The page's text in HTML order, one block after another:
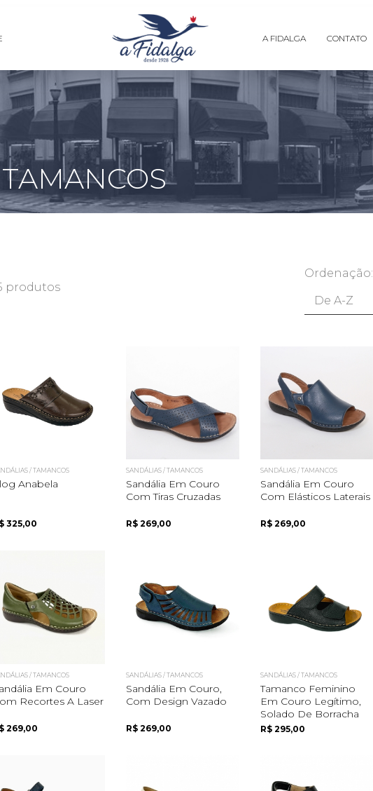
A FIDALGA CONTATO
produtos
Ordenação:
/ TAMANCOS
Anabela
325,00
SANDÁLIAS / TAMANCOS
Sandália Em Couro
Com Tiras Cruzadas
R$ 269,00
SANDÁLIAS / TAMANCOS
Sandália Em Couro
Com Elásticos Laterais
R$ 269,00
/ TAMANCOS
Em Couro
Recortes A Laser
269,00
SANDÁLIAS / TAMANCOS
Sandália Em Couro,
Com Design Vazado
R$ 269,00
SANDÁLIAS / TAMANCOS
Tamanco Feminino
Em Couro Legítimo,
Solado De Borracha
R$ 295,00